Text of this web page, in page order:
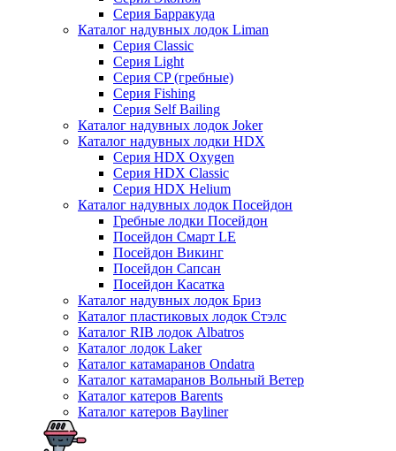
Серия Барракуда
Каталог надувных лодок Liman
Серия Classic
Серия Light
Серия CP (гребные)
Серия Fishing
Серия Self Bailing
Каталог надувных лодок Joker
Каталог надувных лодки HDX
Серия HDX Oxygen
Серия HDX Classic
Серия HDX Helium
Каталог надувных лодок Посейдон
Гребные лодки Посейдон
Посейдон Смарт LE
Посейдон Викинг
Посейдон Сапсан
Посейдон Касатка
Каталог надувных лодок Бриз
Каталог пластиковых лодок Стэлс
Каталог RIB лодок Albatros
Каталог лодок Laker
Каталог катамаранов Ondatra
Каталог катамаранов Вольный Ветер
Каталог катеров Barents
Каталог катеров Bayliner